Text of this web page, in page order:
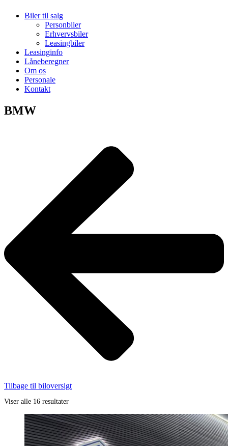
Biler til salg
Personbiler
Erhvervsbiler
Leasingbiler
Leasinginfo
Låneberegner
Om os
Personale
Kontakt
BMW
Tilbage til biloversigt
Viser alle 16 resultater